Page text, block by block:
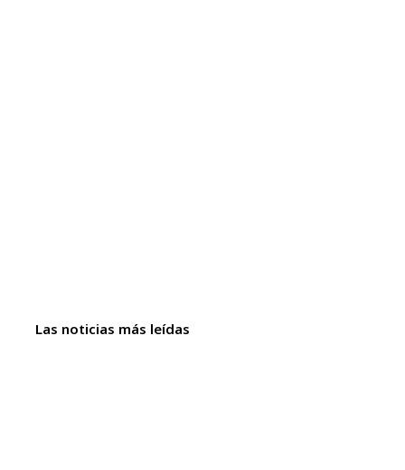
Las noticias más leídas